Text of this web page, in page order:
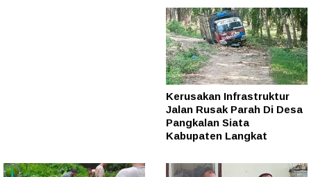
Kerusakan Infrastruktur
Jalan Rusak Parah Di Desa
Pangkalan Siata
Kabupaten Langkat